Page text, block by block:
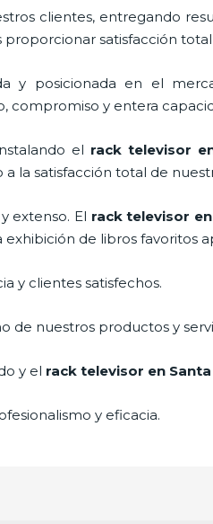
clientes, entregando
proporcionar satisfacción
y posicionada en el
compromiso y entera
el rack televisor
la satisfacción total de
extenso. El rack televisor
de libros favoritos
y clientes satisfechos.
de nuestros productos y
y el rack televisor en
y eficacia.